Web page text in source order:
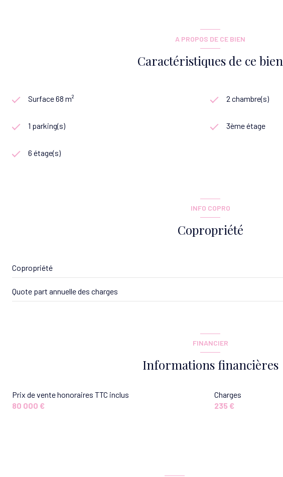
A PROPOS DE CE BIEN
Caractéristiques de ce bien
Surface 68 m² 2 chambre(s)
1 parking(s) 3ème étage
6 étage(s)
INFO COPRO
Copropriété
Copropriété
Quote part annuelle des charges
FINANCIER
Informations financières
Prix de vente honoraires TTC inclus
80 000 €
Charges
235 €